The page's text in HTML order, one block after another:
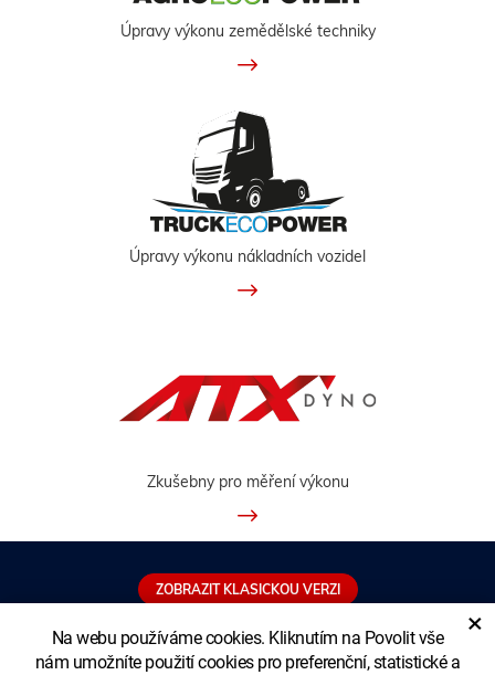
Na webu používáme cookies. Kliknutím na Povolit vše
nám umožníte použití cookies pro preferenční, statistické a
×
Úpravy výkonu zemědělské techniky
Úpravy výkonu nákladních vozidel
Zkušebny pro měření výkonu
ZOBRAZIT KLASICKOU VERZI